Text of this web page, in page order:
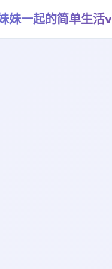
妹一起的简单生活